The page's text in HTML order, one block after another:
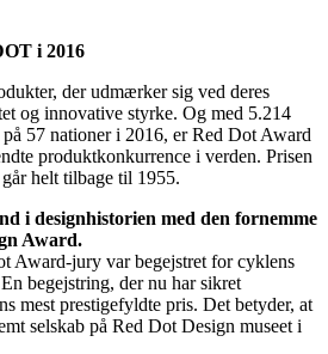
i 2016
der udmærker sig ved deres
og innovative styrke. Og med 5.214
57 nationer i 2016, er Red Dot Award
produktkonkurrence i verden. Prisen
helt tilbage til 1955.
i designhistorien med den fornemme
Award.
Award-jury var begejstret for cyklens
begejstring, der nu har sikret
mest prestigefyldte pris. Det betyder, at
selskab på Red Dot Design museet i